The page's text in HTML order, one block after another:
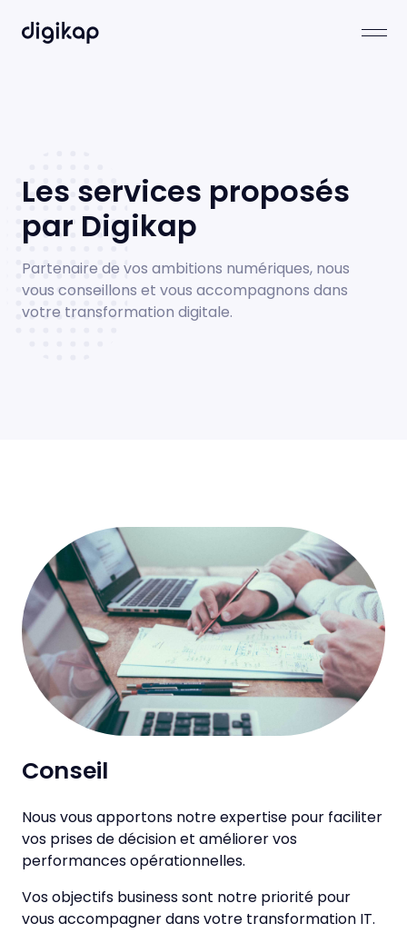
Les services proposés
par Digikap
Partenaire de vos ambitions numériques, nous
vous conseillons et vous accompagnons dans
votre transformation digitale.
Conseil
Nous vous apportons notre expertise pour faciliter
vos prises de décision et améliorer vos
performances opérationnelles.
Vos objectifs business sont notre priorité pour
vous accompagner dans votre transformation IT.